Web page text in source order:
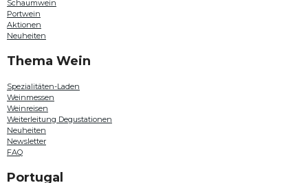
Paulo
Laureano
,
Quinta do
oder
Family
Estates
entdecken.
Auch
in
diesem
Jahr
haben
Weine
Schaumwein
Portwein
Aktionen
Neuheiten
Thema Wein
Spezialitäten-Laden
Weinmessen
Weinreisen
Weiterleitung Degustationen
Neuheiten
Newsletter
FAQ
Portugal